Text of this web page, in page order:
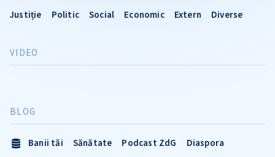
Justiție Politic Social Economic Extern Diverse
VIDEO
BLOG
Banii tăi Sănătate Podcast ZdG
Diaspora